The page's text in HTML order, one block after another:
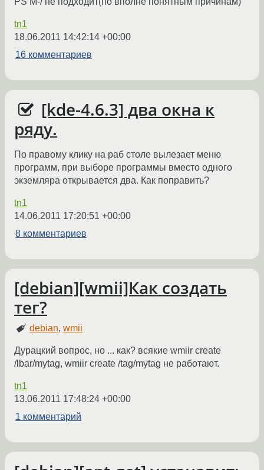
tn1
18.06.2011 14:42:14 +00:00
16 комментариев
[kde-4.6.3] два окна к
ряду.
По правому клику на раб столе вылезает меню
программ, при выборе программы вместо одного
экземляра открывается два. Как поправить?
tn1
14.06.2011 17:20:51 +00:00
8 комментариев
[debian][wmii]Как создать
тег?
debian,wmii
Дурацкий вопрос, но ... как? всякие wmiir create
/lbar/mytag, wmiir create /tag/mytag не работают.
tn1
13.06.2011 17:48:24 +00:00
1 комментарий